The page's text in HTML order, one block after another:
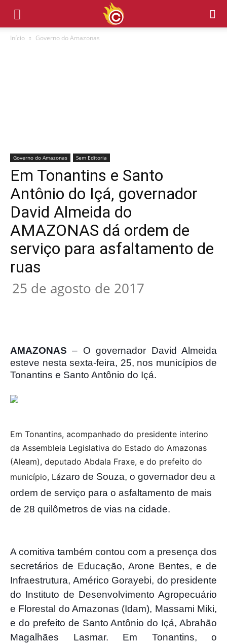
Início Governo do Amazonas
Governo do Amazonas Sem Editoria
Em Tonantins e Santo
Antônio do Içá, governador
David Almeida do
AMAZONAS dá ordem de
serviço para asfaltamento de
ruas
25 de agosto de 2017
AMAZONAS– O governador David Almeida
esteve nesta sexta-feira, 25, nos municípios de
Tonantins e Santo Antônio do Içá.
Em Tonantins, acompanhado do presidente interino
da Assembleia Legislativa do Estado do Amazonas
(Aleam), deputado Abdala Fraxe, e do prefeito do
município, Lázaro de Souza, o governador deu a
ordem de serviço para o asfaltamento de mais
de 28 quilômetros de vias na cidade.
A comitiva também contou com a presença dos
secretários de Educação, Arone Bentes, e de
Infraestrutura, Américo Gorayebi, do presidente
do Instituto de Desenvolvimento Agropecuário
e Florestal do Amazonas (Idam), Massami Miki,
e do prefeito de Santo Antônio do Içá, Abrahão
Magalhães Lasmar. Em Tonantins, o